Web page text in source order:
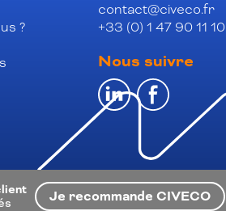
?
contact@civeco.fr
+33 (0) 1 47 90 11 10
Nous suivre
Je recommande CIVECO